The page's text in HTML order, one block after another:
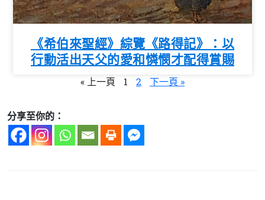
《希伯來聖經》綜覽《路得記》：以
行動活出天父的愛和憐憫才配得賞賜
« 上一頁 1 2 下一頁 »
分享至你的：